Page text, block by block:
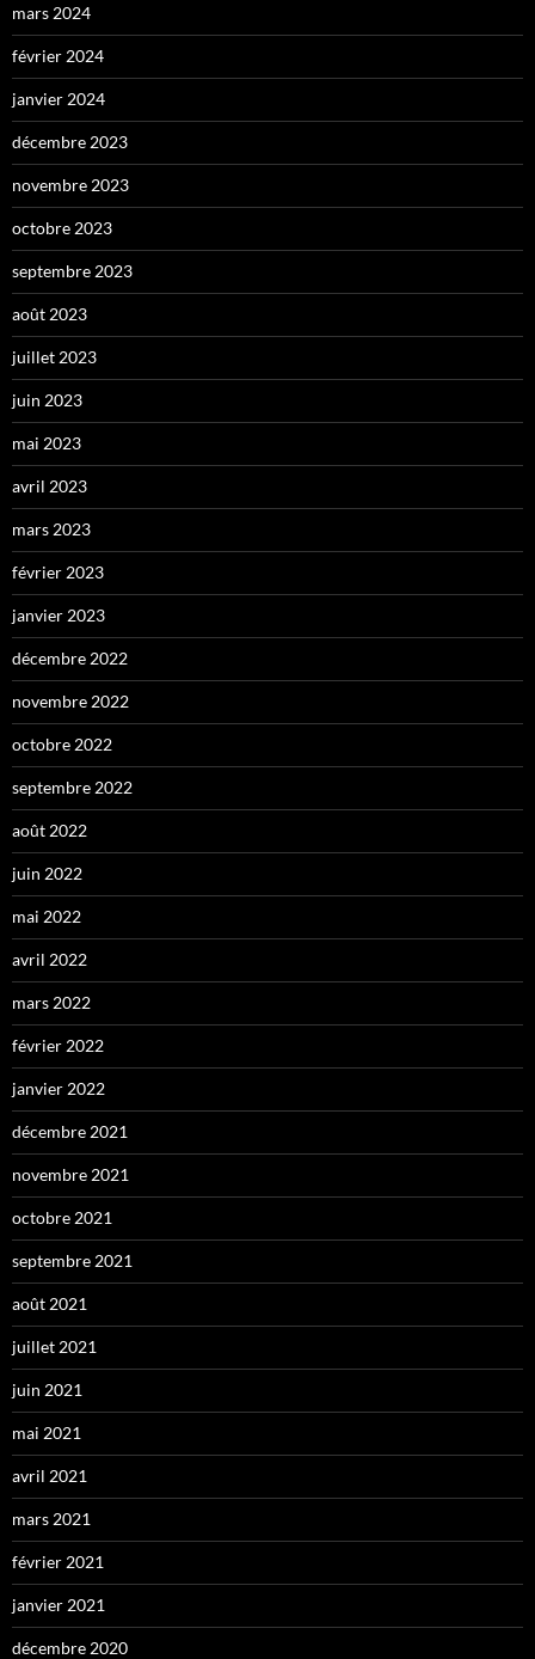
mars 2024
février 2024
janvier 2024
décembre 2023
novembre 2023
octobre 2023
septembre 2023
août 2023
juillet 2023
juin 2023
mai 2023
avril 2023
mars 2023
février 2023
janvier 2023
décembre 2022
novembre 2022
octobre 2022
septembre 2022
août 2022
juin 2022
mai 2022
avril 2022
mars 2022
février 2022
janvier 2022
décembre 2021
novembre 2021
octobre 2021
septembre 2021
août 2021
juillet 2021
juin 2021
mai 2021
avril 2021
mars 2021
février 2021
janvier 2021
décembre 2020